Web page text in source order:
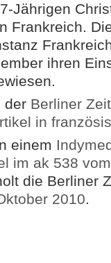
Jährigen
Frankreich.
ihren
der Berliner
in
einem
im ak 538
die Berliner
2010